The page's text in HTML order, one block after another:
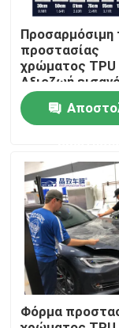
Αρχική Σελίδα
Προϊόντα
Βίντεο
Προσαρμόσιμη
προστασίας
χρώματος TPU
Αξιοζωή
κόλλα
Φόρμα